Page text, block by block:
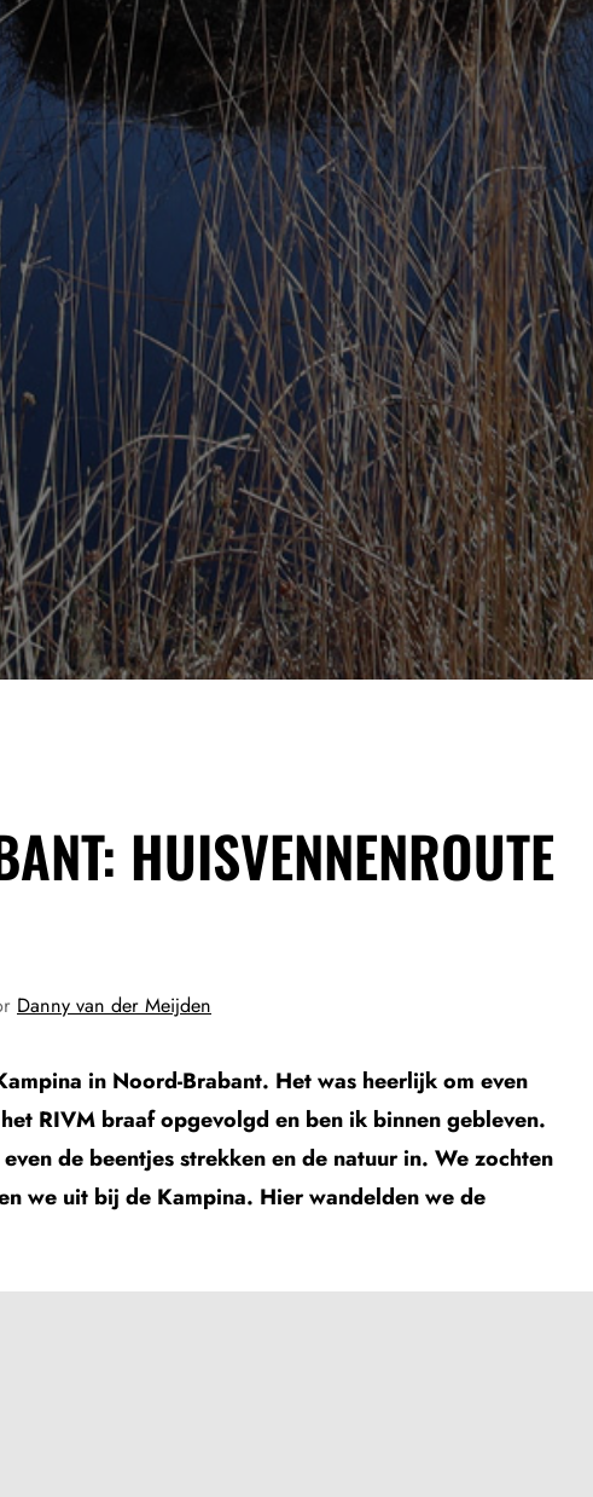
HUISVENNENROUTE
Danny van der Meijden
in Noord-Brabant. Het was heerlijk om even
RIVM braaf opgevolgd en ben ik binnen gebleven.
de beentjes strekken en de natuur in. We zochten
we uit bij de Kampina. Hier wandelden we de